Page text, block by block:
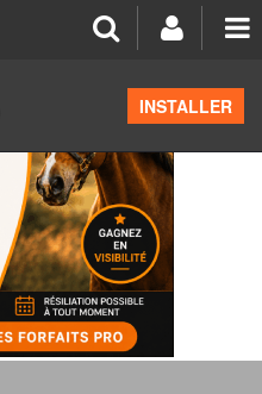
INSTALLER